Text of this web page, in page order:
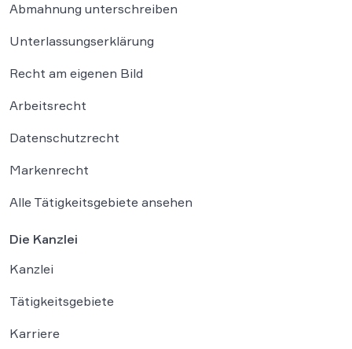
Abmahnung unterschreiben
Unterlassungserklärung
Recht am eigenen Bild
Arbeitsrecht
Datenschutzrecht
Markenrecht
Alle Tätigkeitsgebiete ansehen
Die Kanzlei
Kanzlei
Tätigkeitsgebiete
Karriere